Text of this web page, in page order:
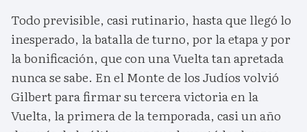
Todo previsible, casi rutinario, hasta que llegó lo
inesperado, la batalla de turno, por la etapa y por
la bonificación, que con una Vuelta tan apretada
nunca se sabe. En el Monte de los Judíos volvió
Gilbert para firmar su tercera victoria en la
Vuelta, la primera de la temporada, casi un año